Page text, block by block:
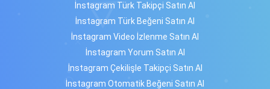
İnstagram Türk Takipçi Satın Al
İnstagram Türk Beğeni Satın Al
İnstagram Video İzlenme Satın Al
İnstagram Yorum Satın Al
İnstagram Çekilişle Takipçi Satın Al
İnstagram Otomatik Beğeni Satın Al